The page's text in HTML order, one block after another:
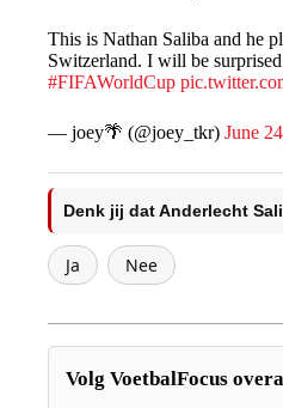
This is Nathan Saliba and he
Switzerland. I will be
#FIFAWorldCup
— joey🌴 (@joey_tkr) June
Denk jij dat Anderlecht
Ja Nee
Volg VoetbalFocus